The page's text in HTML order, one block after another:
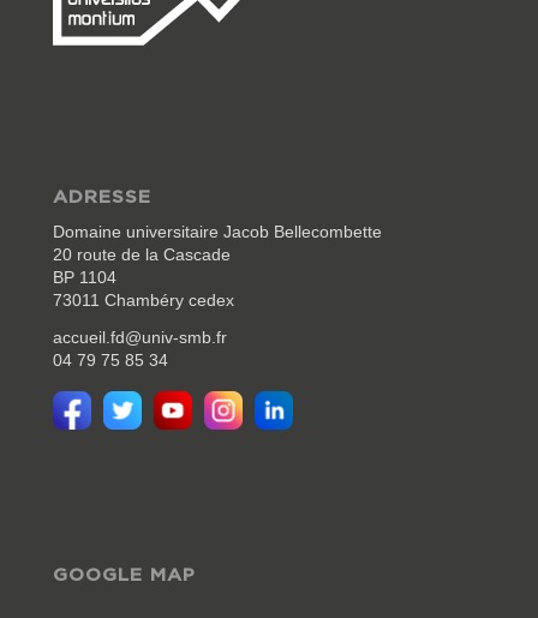
ADRESSE
Domaine universitaire Jacob Bellecombette
20 route de la Cascade
BP 1104
73011 Chambéry cedex
accueil.fd@univ-smb.fr
04 79 75 85 34
GOOGLE MAP